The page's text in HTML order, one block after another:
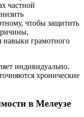
частной
чтобы защитить
грамотного
индивидуально.
хронические
в Мелеузе